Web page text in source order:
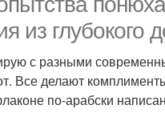
из глубокого
с разными
Все делают
по-арабски